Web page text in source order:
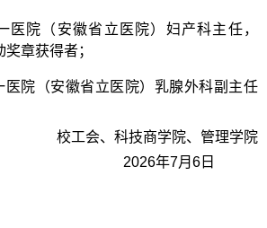
医院（安徽省立医院）妇产科主任，
章获得者；
医院（安徽省立医院）乳腺外科副主任
校工会、 科技商学院、管理学院
2026年7月 6 日